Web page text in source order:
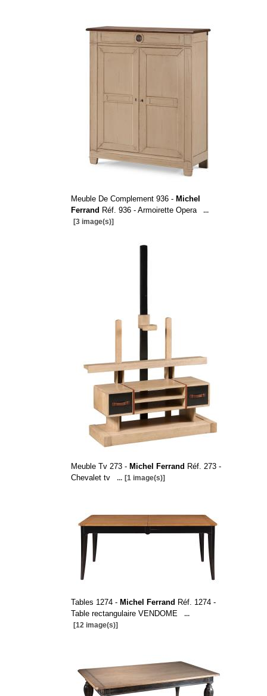
Meuble De Complement 936 - Michel
Ferrand Réf. 936 - Armoirette Opera
...
[3 image(s)]
Meuble Tv 273 - Michel Ferrand Réf. 273 -
Chevalet tv
... [1 image(s)]
Tables 1274 - Michel Ferrand Réf. 1274 -
Table rectangulaire VENDOME
...
[12 image(s)]